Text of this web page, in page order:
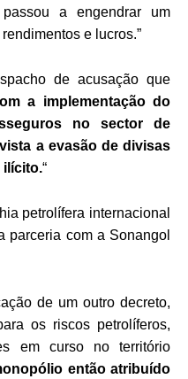
a engendrar um
e lucros.”
de acusação que
a implementação do
no sector de
a evasão de divisas
ilícito.“
petrolífera internacional
parceria com a Sonangol
de um outro decreto,
os riscos petrolíferos,
em curso no território
então atribuído